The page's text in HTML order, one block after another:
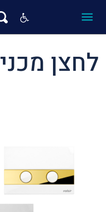
לחצן מכני